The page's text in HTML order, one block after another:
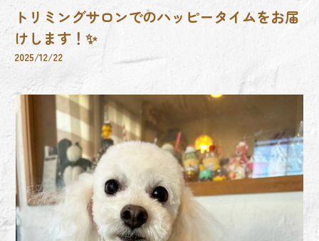
トリミングサロンでのハッピータイムをお届
けします！✨
2025/12/22